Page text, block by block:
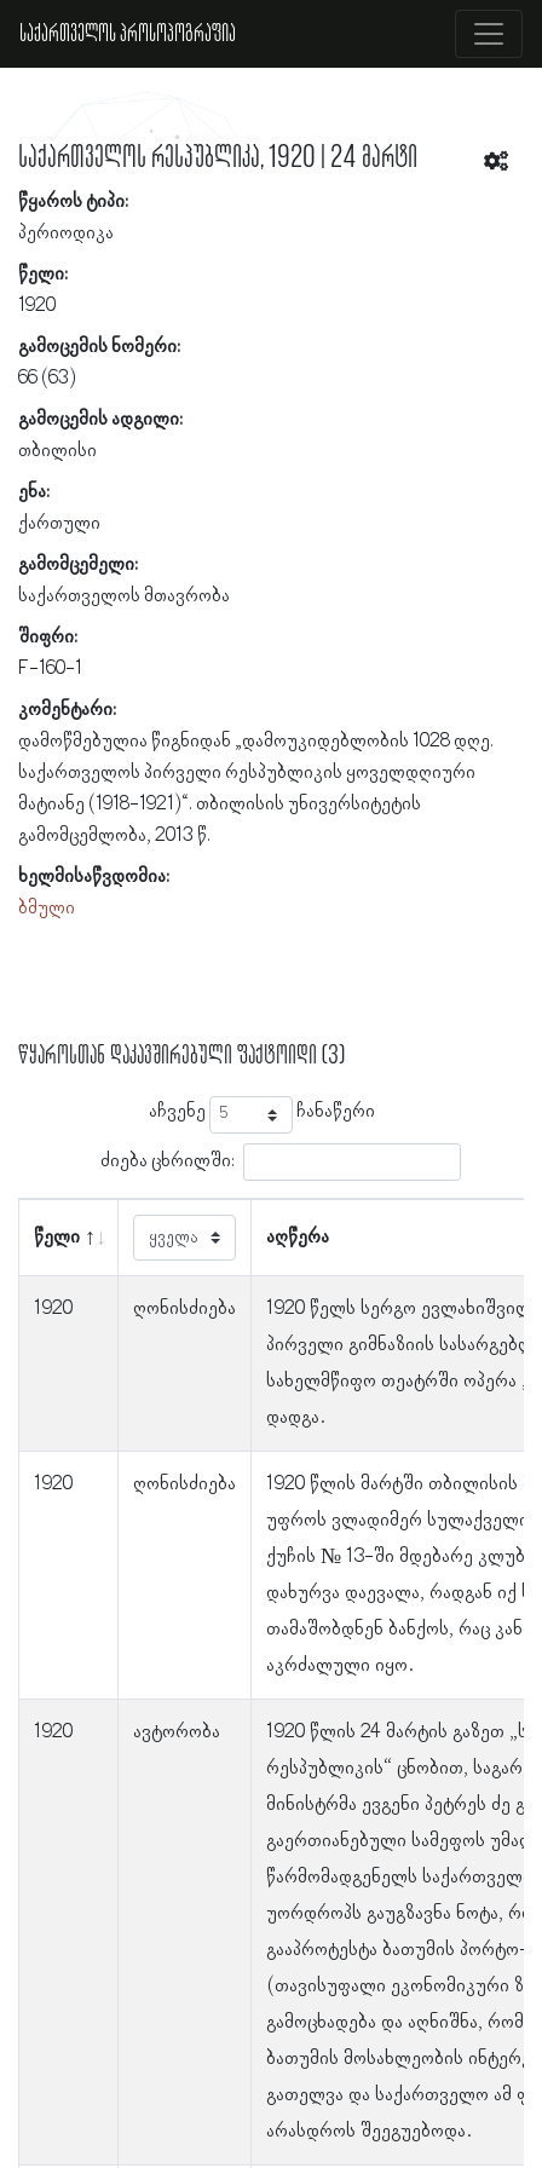
საქართველოს პროსოპოგრაფია
საქართველოს რესპუბლიკა, 1920 | 24 მარტი
წყაროს ტიპი:
პერიოდიკა
წელი:
1920
გამოცემის ნომერი:
66 (63)
გამოცემის ადგილი:
თბილისი
ენა:
ქართული
გამომცემელი:
საქართველოს მთავრობა
შიფრი:
F-160-1
კომენტარი:
დამოწმებულია წიგნიდან „დამოუკიდებლობის 1028 დღე.
საქართველოს პირველი რესპუბლიკის ყოველდღიური
მატიანე (1918-1921)“. თბილისის უნივერსიტეტის
გამომცემლობა, 2013 წ.
ხელმისაწვდომია:
ბმული
წყაროსთან დაკავშირებული ფაქტოიდი (3)
აჩვენე ჩანაწერი
ძიება ცხრილში:
წელი აღწერა
1920 ღონისძიება
1920 წელს სერგო
პირველი გიმნაზიის
სახელმწიფო თეატრში ოპერა
დადგა.
1920 ღონისძიება
1920 წლის მარტში თბილისის
უფროს ვლადიმერ
ქუჩის № 13-ში მდებარე კლუბ
დახურვა დაევალა, რადგან იქ
თამაშობდნენ ბანქოს, რაც
აკრძალული იყო.
1920 ავტორობა
1920 წლის 24 მარტის გაზეთ
რესპუბლიკის“ ცნობით,
მინისტრმა ევგენი პეტრეს ძე
გაერთიანებული სამეფოს
წარმომადგენელს
უორდროპს გაუგზავნა ნოტა,
გააპროტესტა ბათუმის პორტო-
(თავისუფალი ეკონომიკური
გამოცხადება და აღნიშნა, რომ
ბათუმის მოსახლეობის
გათელვა და საქართველო ამ
არასდროს შეეგუებოდა.